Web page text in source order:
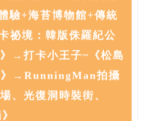
驗+海苔博物館+傳統
祕境：韓版侏羅紀公
→打卡小王子~《松島
→RunningMan拍攝
、光復洞時裝街、